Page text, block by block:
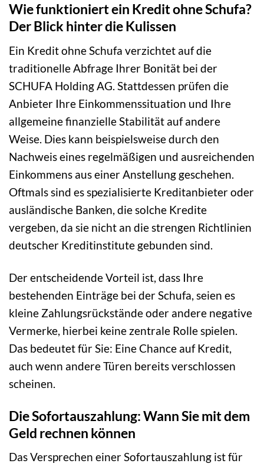
Wie funktioniert ein Kredit ohne Schufa?
Der Blick hinter die Kulissen
Ein Kredit ohne Schufa verzichtet auf die
traditionelle Abfrage Ihrer Bonität bei der
SCHUFA Holding AG. Stattdessen prüfen die
Anbieter Ihre Einkommenssituation und Ihre
allgemeine finanzielle Stabilität auf andere
Weise. Dies kann beispielsweise durch den
Nachweis eines regelmäßigen und ausreichenden
Einkommens aus einer Anstellung geschehen.
Oftmals sind es spezialisierte Kreditanbieter oder
ausländische Banken, die solche Kredite
vergeben, da sie nicht an die strengen Richtlinien
deutscher Kreditinstitute gebunden sind.
Der entscheidende Vorteil ist, dass Ihre
bestehenden Einträge bei der Schufa, seien es
kleine Zahlungsrückstände oder andere negative
Vermerke, hierbei keine zentrale Rolle spielen.
Das bedeutet für Sie: Eine Chance auf Kredit,
auch wenn andere Türen bereits verschlossen
scheinen.
Die Sofortauszahlung: Wann Sie mit dem
Geld rechnen können
Das Versprechen einer Sofortauszahlung ist für